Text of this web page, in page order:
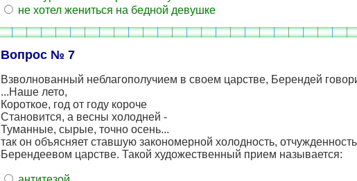
не хотел жениться на бедной девушке
Вопрос № 7
Взволнованный неблагополучием в своем царстве, Берендей
...Наше лето,
Короткое, год от году короче
Становится, а весны холодней -
Туманные, сырые, точно осень...
так он объясняет ставшую закономерной холодность,
Берендеевом царстве. Такой художественный прием называется: